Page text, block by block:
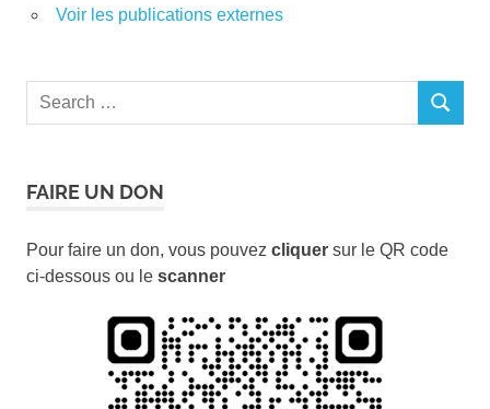
Voir les publications externes
Search
SEARCH
FAIRE UN DON
Pour faire un don, vous pouvez cliquer sur le QR code
ci-dessous ou le scanner